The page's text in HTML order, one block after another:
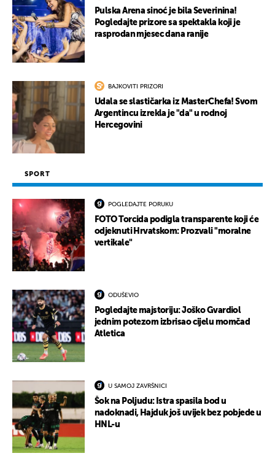
Pulska Arena sinoć je bila Severinina!
Pogledajte prizore sa spektakla koji je
rasprodan mjesec dana ranije
BAJKOVITI PRIZORI
Udala se slastičarka iz MasterChefa! Svom
Argentincu izrekla je "da" u rodnoj
Hercegovini
SPORT
POGLEDAJTE PORUKU
FOTO Torcida podigla transparente koji će
odjeknuti Hrvatskom: Prozvali "moralne
vertikale"
ODUŠEVIO
Pogledajte majstoriju: Joško Gvardiol
jednim potezom izbrisao cijelu momčad
Atletica
U SAMOJ ZAVRŠNICI
Šok na Poljudu: Istra spasila bod u
nadoknadi, Hajduk još uvijek bez pobjede u
HNL-u